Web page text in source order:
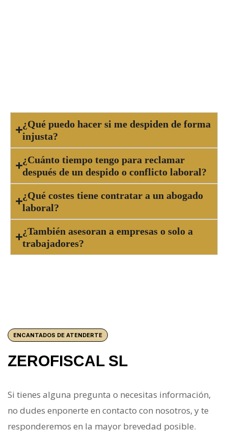
¿Qué puedo hacer si me despiden de forma
injusta?
¿Cuánto tiempo tengo para reclamar
después de un despido o conflicto laboral?
¿Qué costes tiene contratar a un abogado
laboral?
¿También asesoran a empresas o solo a
trabajadores?
ENCANTADOS DE ATENDERTE
ZEROFISCAL SL
Si tienes alguna pregunta o necesitas información,
no dudes enponerte en contacto con nosotros, y te
responderemos en la mayor brevedad posible.